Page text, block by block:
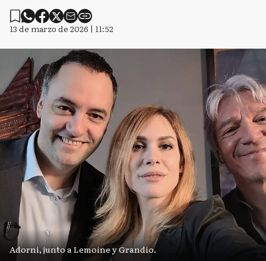
13 de marzo de 2026 | 11:52
Adorni, junto a Lemoine y Grandio.